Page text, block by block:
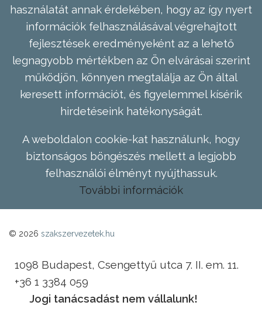
használatát annak érdekében, hogy az így nyert
információk felhasználásával végrehajtott
fejlesztések eredményeként az a lehető
legnagyobb mértékben az Ön elvárásai szerint
működjön, könnyen megtalálja az Ön által
keresett információt, és figyelemmel kísérik
hirdetéseink hatékonyságát.
A weboldalon cookie-kat használunk, hogy
biztonságos böngészés mellett a legjobb
felhasználói élményt nyújthassuk.
További információk
© 2026 szakszervezetek.hu
1098 Budapest, Csengettyű utca 7. II. em. 11.
+36 1 3384 059
Jogi tanácsadást nem vállalunk!